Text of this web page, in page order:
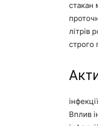
стакан
літрів
строго
Вплив